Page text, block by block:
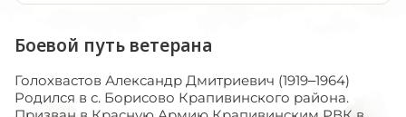
Боевой путь ветерана
Голохвастов Александр Дмитриевич (1919–1964)
Родился в с. Борисово Крапивинского района.